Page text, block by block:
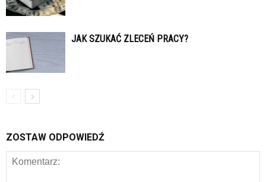
JAK SZUKAĆ ZLECEŃ PRACY?
ZOSTAW ODPOWIEDŹ